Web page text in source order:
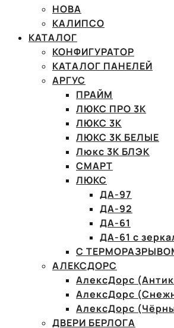
НОВА
КАЛИПСО
КАТАЛОГ
КОНФИГУРАТОР
КАТАЛОГ ПАНЕЛЕЙ
АРГУС
ПРАЙМ
ЛЮКС ПРО 3К
ЛЮКС 3К
ЛЮКС 3К БЕЛЫЕ
Люкс 3К БЛЭК
СМАРТ
ЛЮКС
ДА-97
ДА-92
ДА-61
ДА-61 с
С
АЛЕКСДОРС
АлексДорс
АлексДорс
АлексДорс
ДВЕРИ БЕРЛОГА